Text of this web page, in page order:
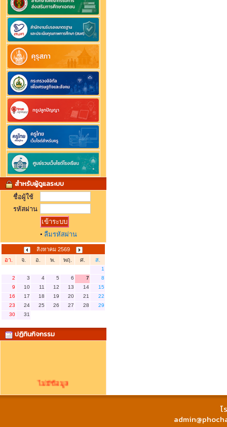
สำหรับผู้ดูแลระบบ
ชื่อผู้ใช้
รหัสผ่าน
• ลืมรหัสผ่าน
สิงหาคม 2569
อา.
จ. อ. พ. พฤ. ศ. ส.
1
2
3 4 5 6 7
8
9
10 11 12 13 14
15
16
17 18 19 20 21
22
23
24 25 26 27 28
29
30
31
ปฏิทินกิจกรรม
โ